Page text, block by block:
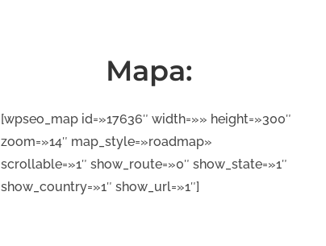
Mapa:
[wpseo_map id=»17636″ width=»» height=»300″
zoom=»14″ map_style=»roadmap»
scrollable=»1″ show_route=»0″ show_state=»1″
show_country=»1″ show_url=»1″]